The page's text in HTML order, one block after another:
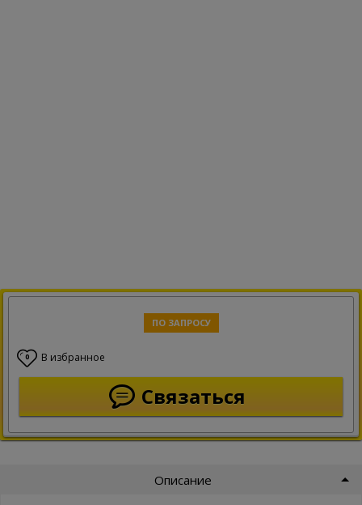
ПО ЗАПРОСУ
0 В избранное
Связаться
Описание